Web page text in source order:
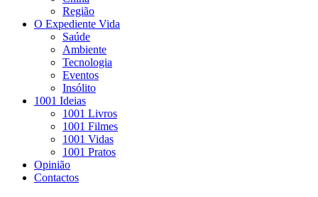
Região
O Expediente Vida
Saúde
Ambiente
Tecnologia
Eventos
Insólito
1001 Ideias
1001 Livros
1001 Filmes
1001 Vidas
1001 Pratos
Opinião
Contactos